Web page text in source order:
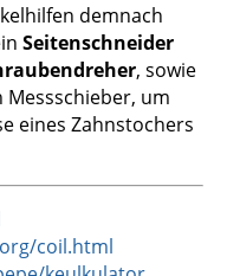
demnach
Seitenschneider
, sowie
Messschieber, um
eines Zahnstochers
coil.html